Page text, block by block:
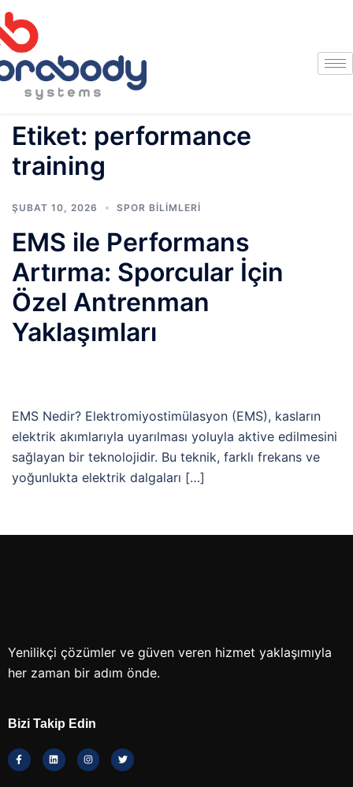
Etiket: performance
training
ŞUBAT 10, 2026 SPOR BILIMLERI
EMS ile Performans
Artırma: Sporcular İçin
Özel Antrenman
Yaklaşımları
EMS Nedir? Elektromiyostimülasyon (EMS), kasların
elektrik akımlarıyla uyarılması yoluyla aktive edilmesini
sağlayan bir teknolojidir. Bu teknik, farklı frekans ve
yoğunlukta elektrik dalgaları […]
Yenilikçi çözümler ve güven veren hizmet yaklaşımıyla
her zaman bir adım önde.
Bizi Takip Edin